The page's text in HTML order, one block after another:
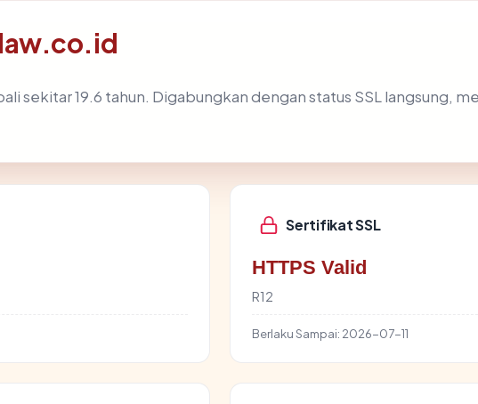
sekitar 19.6 tahun. Digabungkan dengan status SSL langsung,
Sertifikat SSL
HTTPS Valid
R12
Berlaku Sampai: 2026-07-11